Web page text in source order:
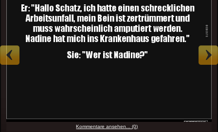
Kommentare ansehen... (0)